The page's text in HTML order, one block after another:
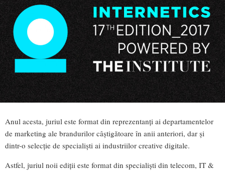
Anul acesta, juriul este format din reprezentanți ai departamentelor
de marketing ale brandurilor câștigătoare în anii anteriori, dar și
dintr-o selecție de specialiști ai industriilor creative digitale.
Astfel, juriul noii ediții este format din specialişti din telecom, IT &